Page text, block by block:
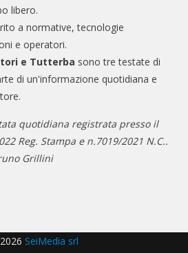
libero.
a normative, tecnologie
e operatori.
e Tutterba sono tre testate di
di un'informazione quotidiana e
quotidiana registrata presso il
Reg. Stampa e n.7019/2021 N.C..
Grillini
SeiMedia srl